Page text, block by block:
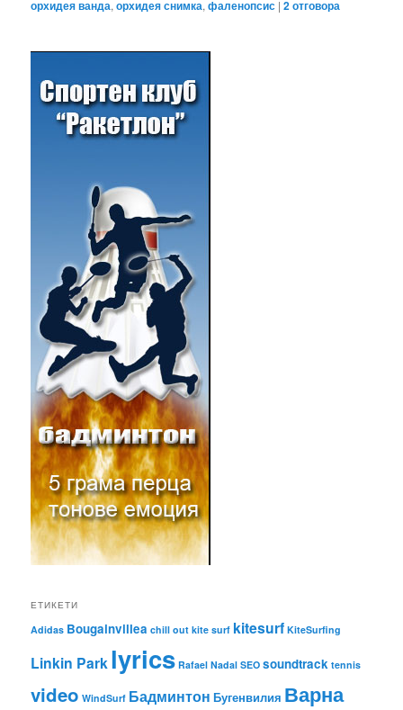
орхидея ванда,орхидея снимка,фаленопсис |2отговора
ЕТИКЕТИ
Adidas Bougainvillea chill out kite surf kitesurf KiteSurfing
Linkin Parklyrics Rafael Nadal SEO soundtrack tennis
video WindSurf Бадминтон Бугенвилия Варна